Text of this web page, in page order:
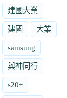
建國大業
建國 大業
samsung
與神同行
s20+